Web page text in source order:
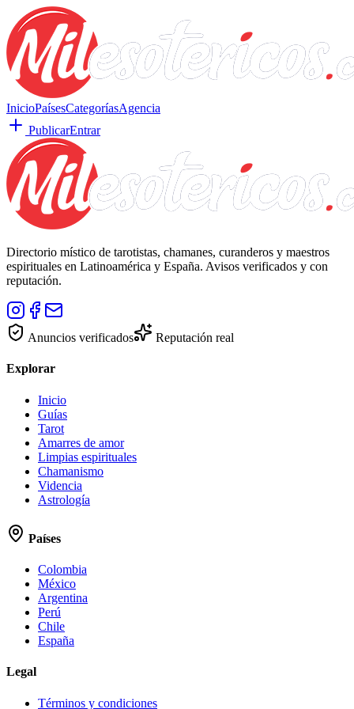
InicioPaísesCategoríasAgencia
PublicarEntrar
Directorio místico de tarotistas, chamanes, curanderos y maestros
espirituales en Latinoamérica y España. Avisos verificados y con
reputación.
Anuncios verificados Reputación real
Explorar
Inicio
Guías
Tarot
Amarres de amor
Limpias espirituales
Chamanismo
Videncia
Astrología
Países
Colombia
México
Argentina
Perú
Chile
España
Legal
Términos y condiciones